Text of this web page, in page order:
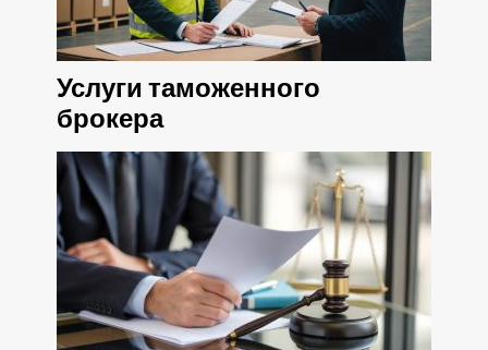
Услуги таможенного
брокера